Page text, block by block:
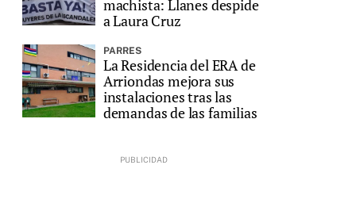
machista: Llanes despide
a Laura Cruz
PARRES
La Residencia del ERA de
Arriondas mejora sus
instalaciones tras las
demandas de las familias